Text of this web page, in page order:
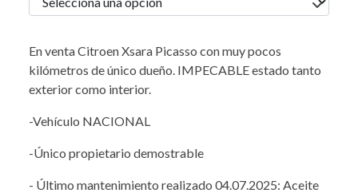
En venta Citroen Xsara Picasso con muy pocos
kilómetros de único dueño. IMPECABLE estado tanto
exterior como interior.
-Vehículo NACIONAL
-Único propietario demostrable
- Último mantenimiento realizado 04.07.2025: Aceite